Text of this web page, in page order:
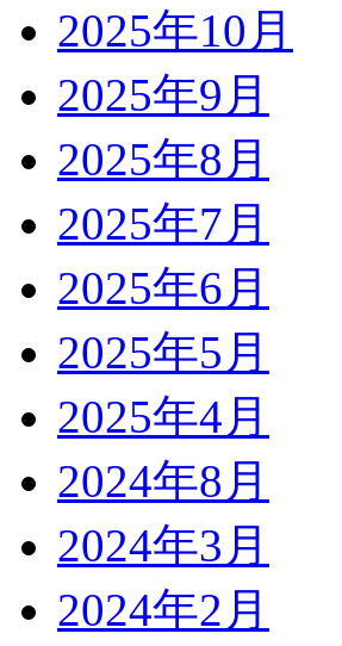
2025年10月
2025年9月
2025年8月
2025年7月
2025年6月
2025年5月
2025年4月
2024年8月
2024年3月
2024年2月